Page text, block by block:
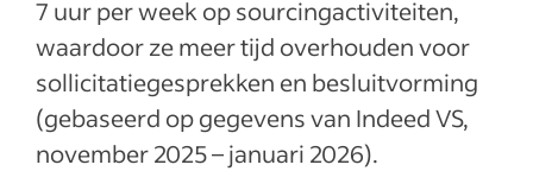
7 uur per week op sourcingactiviteiten,
waardoor ze meer tijd overhouden voor
sollicitatiegesprekken en besluitvorming
(gebaseerd op gegevens van Indeed VS,
november 2025 – januari 2026).